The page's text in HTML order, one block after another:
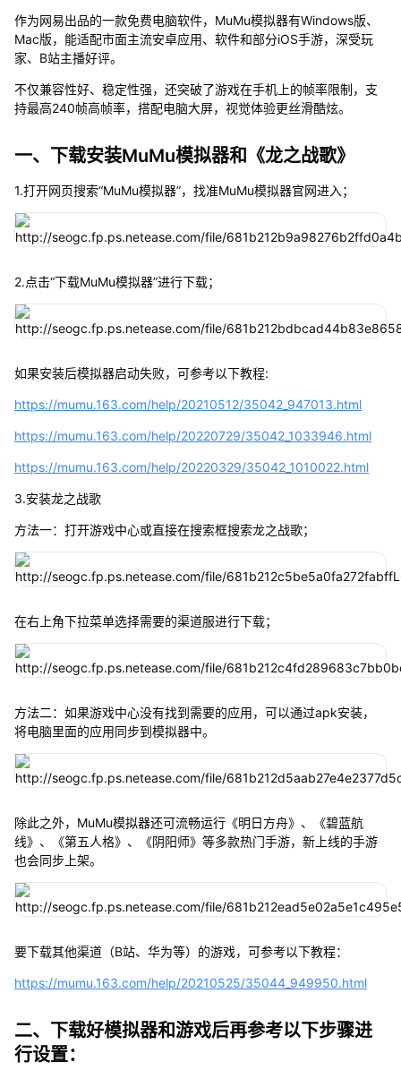
作为网易出品的一款免费电脑软件，MuMu模拟器有Windows版、
Mac版，能适配市面主流安卓应用、软件和部分iOS手游，深受玩
家、B站主播好评。
不仅兼容性好、稳定性强，还突破了游戏在手机上的帧率限制，支
持最高240帧高帧率，搭配电脑大屏，视觉体验更丝滑酷炫。
一、下载安装MuMu模拟器和《龙之战歌》
1.打开网页搜索“MuMu模拟器”，找准MuMu模拟器官网进入；
2.点击“下载MuMu模拟器”进行下载；
如果安装后模拟器启动失败，可参考以下教程:
https://mumu.163.com/help/20210512/35042_947013.html
https://mumu.163.com/help/20220729/35042_1033946.html
https://mumu.163.com/help/20220329/35042_1010022.html
3.安装龙之战歌
方法一：打开游戏中心或直接在搜索框搜索龙之战歌；
在右上角下拉菜单选择需要的渠道服进行下载；
方法二：如果游戏中心没有找到需要的应用，可以通过apk安装，
将电脑里面的应用同步到模拟器中。
除此之外，MuMu模拟器还可流畅运行《明日方舟》、《碧蓝航
线》、《第五人格》、《阴阳师》等多款热门手游，新上线的手游
也会同步上架。
要下载其他渠道（B站、华为等）的游戏，可参考以下教程：
https://mumu.163.com/help/20210525/35044_949950.html
二、下载好模拟器和游戏后再参考以下步骤进
行设置：